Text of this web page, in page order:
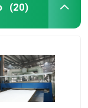
(20)